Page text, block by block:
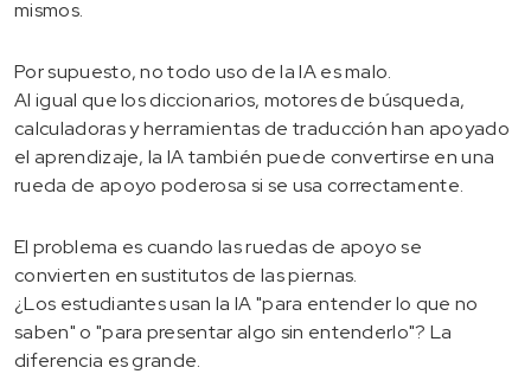
mismos.
Por supuesto, no todo uso de la IA es malo.
Al igual que los diccionarios, motores de búsqueda,
calculadoras y herramientas de traducción han apoyado
el aprendizaje, la IA también puede convertirse en una
rueda de apoyo poderosa si se usa correctamente.
El problema es cuando las ruedas de apoyo se
convierten en sustitutos de las piernas.
¿Los estudiantes usan la IA "para entender lo que no
saben" o "para presentar algo sin entenderlo"? La
diferencia es grande.